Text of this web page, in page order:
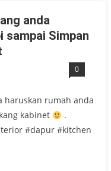
anda
sampai Simpan
0
haruskan rumah anda
kabinet
.
#dapur #kitchen